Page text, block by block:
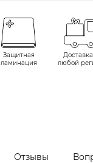
Защитная
ламинация
любой
Отзывы